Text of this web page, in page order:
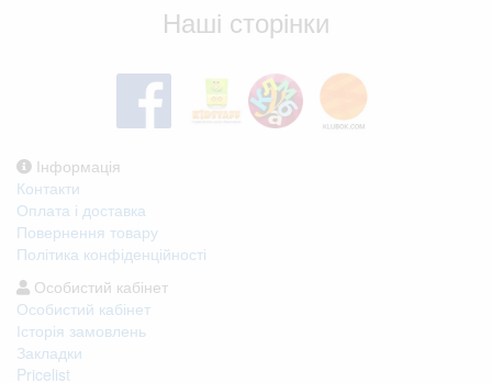
Наші сторінки
Інформація
Контакти
Оплата і доставка
Повернення товару
Політика конфіденційності
Особистий кабінет
Особистий кабінет
Історія замовлень
Закладки
Pricelist